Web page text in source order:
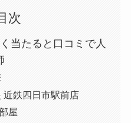
次
当たると口コミで人
近鉄四日市駅前店
屋